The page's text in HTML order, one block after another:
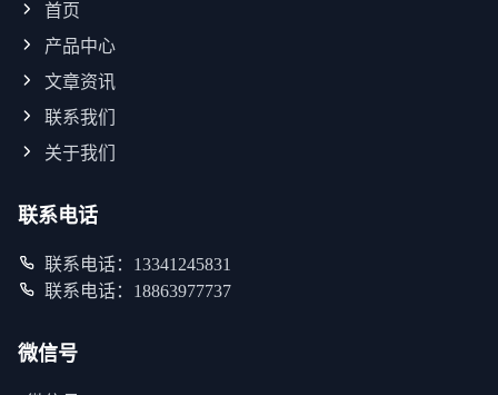
首页
产品中心
文章资讯
联系我们
关于我们
联系电话
联系电话：13341245831
联系电话：18863977737
微信号